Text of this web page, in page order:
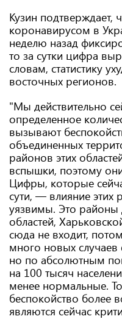
Кузин подтверждает,
коронавирусом в
неделю назад
то за сутки цифра
словам, статистику
восточных регионов.
"Мы действительно
определенное
вызывают
объединенных
районов этих
вспышки, поэтому
Цифры, которые
сути, — влияние этих
уязвимы. Это районы
областей,
сюда не входит,
много новых случаев
но по абсолютным
на 100 тысяч
менее нормальные.
беспокойство более
являются сейчас